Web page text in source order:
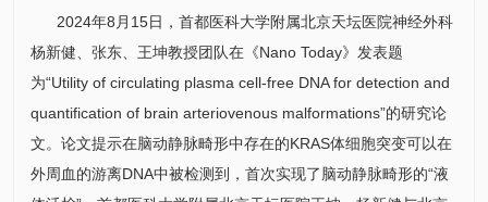
2024年8月15日，首都医科大学附属北京天坛医院神经外科
杨新健 、张东、 王坤教授团队在《Nano Today》发表题
为“Utility of circulating plasma cell-free DNA for detection and
quantification of brain arteriovenous malformations”的研究论
文。论文提示在脑动静脉畸形中存在的KRAS体细胞突变可以在
外周血的游离DNA中被检测到，首次实现了脑动静脉畸形的“液